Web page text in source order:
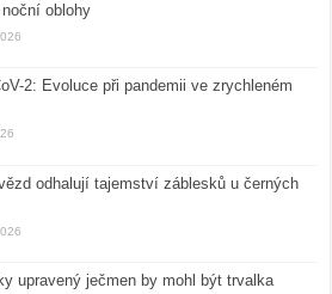
oblohy
2: Evoluce při pandemii ve zrychleném
odhalují tajemství záblesků u černých
upravený ječmen by mohl být trvalka